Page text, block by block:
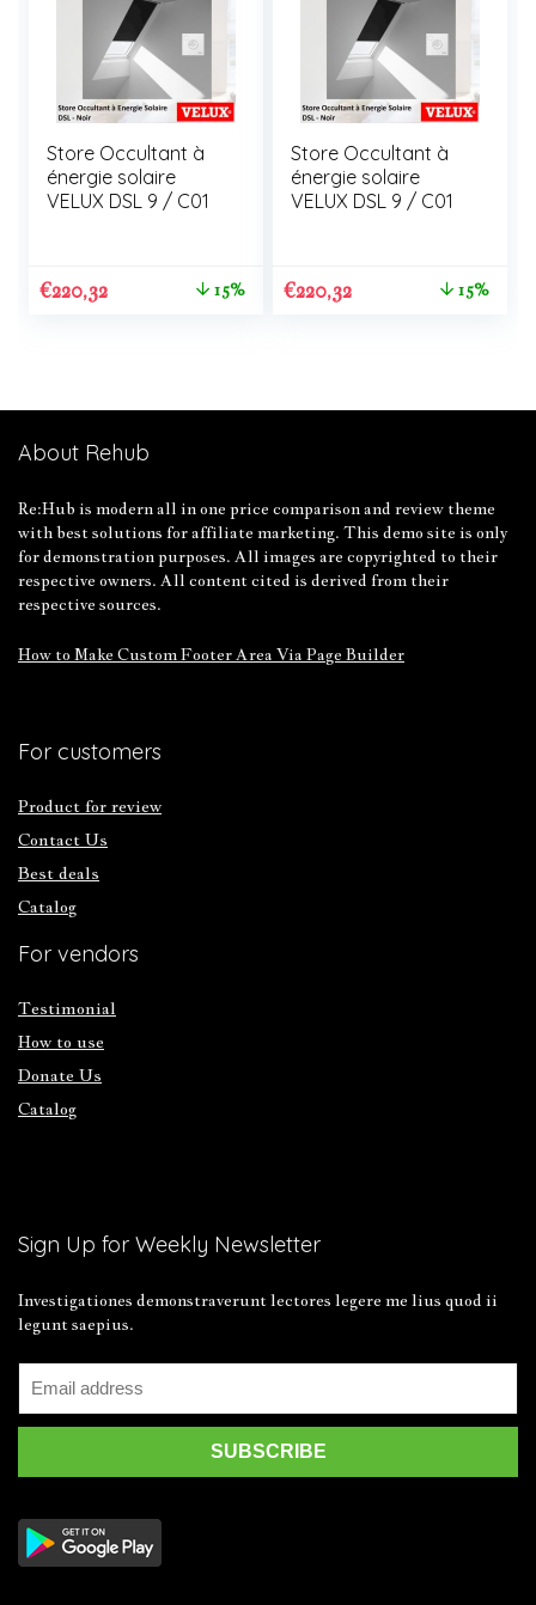
Store Occultant à
énergie solaire
VELUX DSL 9 / C01
€220,32 15%
Store Occultant à
énergie solaire
VELUX DSL 9 / C01
€220,32 15%
About Rehub
Re:Hub is modern all in one price comparison and review theme
with best solutions for affiliate marketing. This demo site is only
for demonstration purposes. All images are copyrighted to their
respective owners. All content cited is derived from their
respective sources.
How to Make Custom Footer Area Via Page Builder
For customers
Product for review
Contact Us
Best deals
Catalog
For vendors
Testimonial
How to use
Donate Us
Catalog
Sign Up for Weekly Newsletter
Investigationes demonstraverunt lectores legere me lius quod ii
legunt saepius.